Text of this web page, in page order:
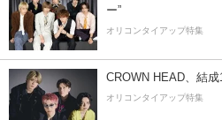
ー”
オリコンタイアップ特集
CROWN HEAD、結
オリコンタイアップ特集